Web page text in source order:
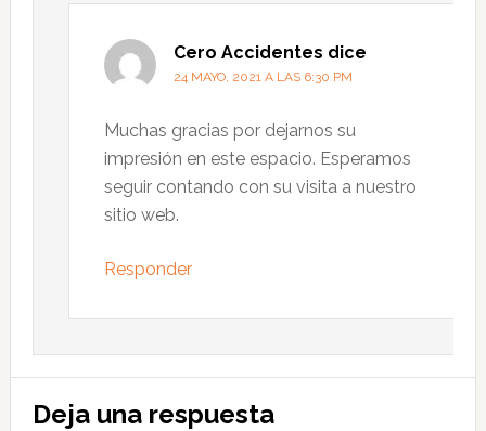
Cero Accidentes dice
24 MAYO, 2021 A LAS 6:30 PM
Muchas gracias por dejarnos su
impresión en este espacio. Esperamos
seguir contando con su visita a nuestro
sitio web.
Responder
Deja una respuesta